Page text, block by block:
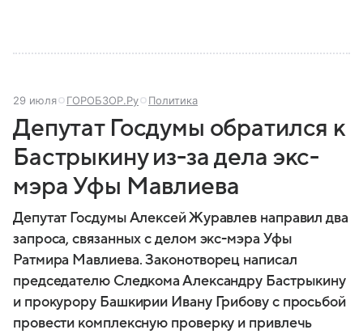
правительством и политическими институтами.
29 июля ГОРОБЗОР.Ру Политика
Депутат Госдумы обратился к
Бастрыкину из-за дела экс-
мэра Уфы Мавлиева
Депутат Госдумы Алексей Журавлев направил два
запроса, связанных с делом экс-мэра Уфы
Ратмира Мавлиева. Законотворец написал
председателю Следкома Александру Бастрыкину
и прокурору Башкирии Ивану Грибову с просьбой
провести комплексную проверку и привлечь